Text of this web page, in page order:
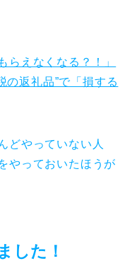
らえなくなる？！」
返礼品”で「損する
どやっていない人
やっておいたほうが
した！